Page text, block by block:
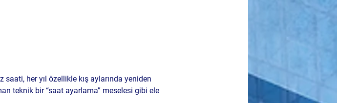
saati, her yıl özellikle kış aylarında yeniden
teknik bir “saat ayarlama” meselesi gibi ele